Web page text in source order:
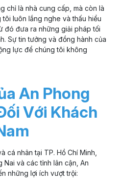
chỉ là nhà cung cấp, mà còn là
luôn lắng nghe và thấu hiểu
đó đưa ra những giải pháp tối
Sự tin tưởng và đồng hành của
lực để chúng tôi không
An Phong
Với Khách
cá nhân tại TP. Hồ Chí Minh,
Nai và các tỉnh lân cận, An
những lợi ích vượt trội: